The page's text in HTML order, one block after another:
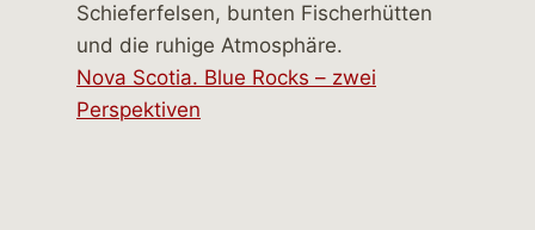
Nova Scotia. Blue Rocks – zwei
Perspektiven